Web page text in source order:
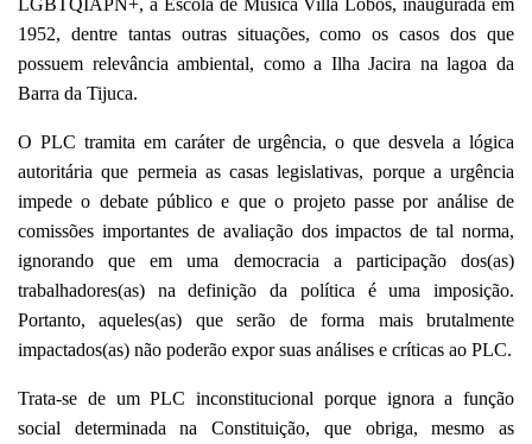
1952, dentre tantas outras situações, como os casos dos que
possuem relevância ambiental, como a Ilha Jacira na lagoa da
Barra da Tijuca.
O PLC tramita em caráter de urgência, o que desvela a lógica
autoritária que permeia as casas legislativas, porque a urgência
impede o debate público e que o projeto passe por análise de
comissões importantes de avaliação dos impactos de tal norma,
ignorando que em uma democracia a participação dos(as)
trabalhadores(as) na definição da política é uma imposição.
Portanto, aqueles(as) que serão de forma mais brutalmente
impactados(as) não poderão expor suas análises e críticas ao PLC.
Trata-se de um PLC inconstitucional porque ignora a função
social determinada na Constituição, que obriga, mesmo as